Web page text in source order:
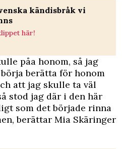
kändisbråk vi
här!
påa honom, så jag
berätta för honom
att jag skulle ta väl
stod jag där i den här
som det började rinna
berättar Mia Skäringer